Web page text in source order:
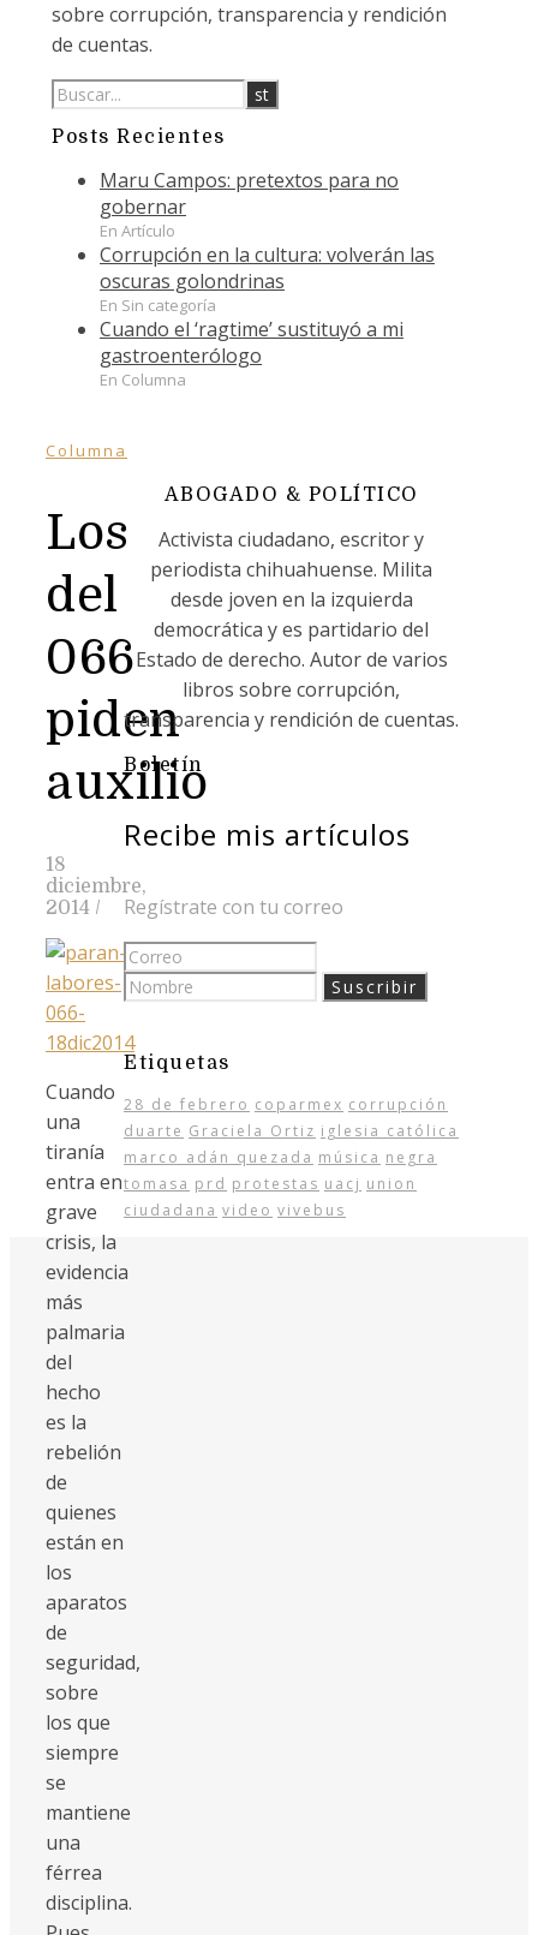
sobre corrupción, transparencia y rendición
de cuentas.
Posts Recientes
Maru Campos: pretextos para no
gobernar
En Artículo
Corrupción en la cultura: volverán las
oscuras golondrinas
En Sin categoría
Cuando el ‘ragtime’ sustituyó a mi
gastroenterólogo
En Columna
Columna
Los
del
066
piden
auxilio
18
diciembre,
2014 /
Cuando
una
tiranía
entra en
grave
crisis, la
evidencia
más
palmaria
del
hecho
es la
rebelión
de
quienes
están en
los
aparatos
de
seguridad,
sobre
los que
siempre
se
mantiene
una
férrea
disciplina.
ABOGADO & POLÍTICO
Activista ciudadano, escritor y
periodista chihuahuense. Milita
desde joven en la izquierda
democrática y es partidario del
Estado de derecho. Autor de varios
libros sobre corrupción,
transparencia y rendición de cuentas.
Boletín
Recibe mis artículos
Regístrate con tu correo
Etiquetas
28 de febrero coparmex corrupción
duarte Graciela Ortiz iglesia católica
marco adán quezada música negra
tomasa prd protestas uacj union
ciudadana video vivebus